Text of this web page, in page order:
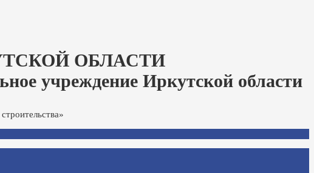
ОБЛАСТИ
учреждение Иркутской области